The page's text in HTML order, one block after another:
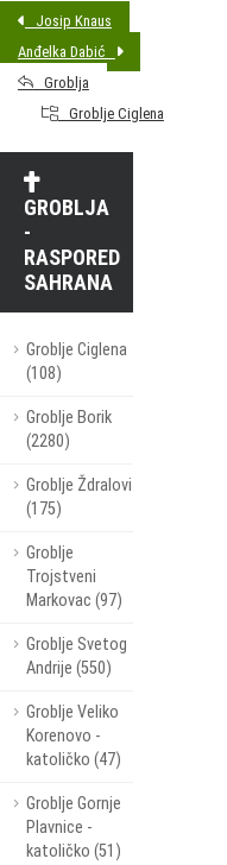
Josip Knaus
Anđelka Dabić
Groblja
Groblje Ciglena
GROBLJA
-
RASPORED
SAHRANA
Groblje Ciglena
(108)
Groblje Borik
(2280)
Groblje Ždralovi
(175)
Groblje
Trojstveni
Markovac (97)
Groblje Svetog
Andrije (550)
Groblje Veliko
Korenovo -
katoličko (47)
Groblje Gornje
Plavnice -
katoličko (51)